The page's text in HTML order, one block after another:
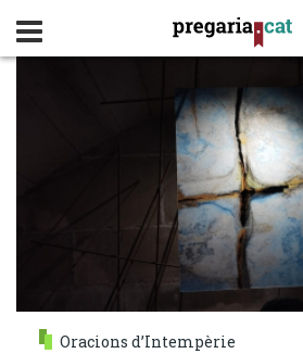
contingut
PRESÈNCIA DE DÉU
Oracions d’Intempèrie